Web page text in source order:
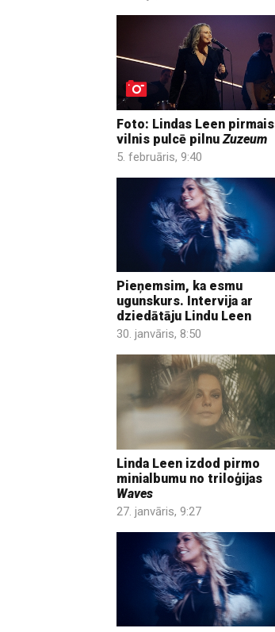
Foto: Lindas Leen pirmais
vilnis pulcē pilnuZuzeum
5. februāris, 9:40
Pieņemsim, ka esmu
ugunskurs. Intervija ar
dziedātāju Lindu Leen
30. janvāris, 8:50
Linda Leen izdod pirmo
minialbumu no triloģijas
Waves
27. janvāris, 9:27